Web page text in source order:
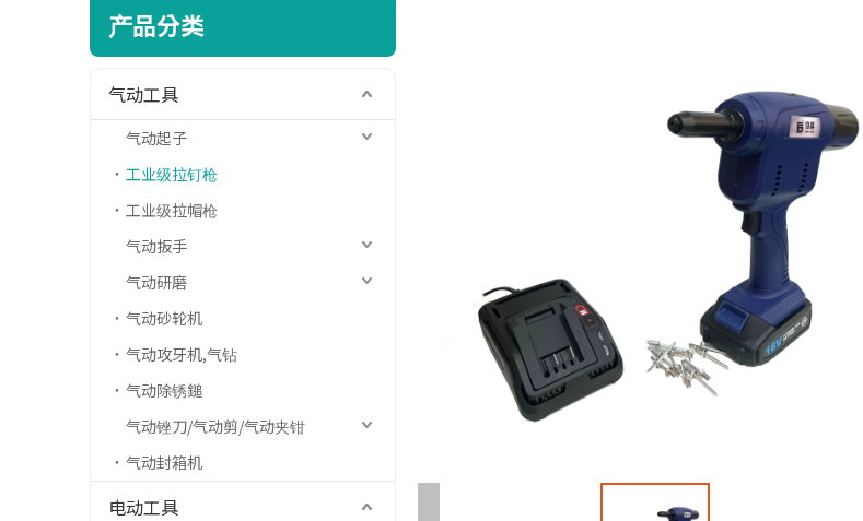
产品分类
气动工具
气动起子
工业级拉钉枪
工业级拉帽枪
气动扳手
气动研磨
气动砂轮机
气动攻牙机,气钻
气动除锈鎚
气动锉刀/气动剪/气动夹钳
气动封箱机
电动工具